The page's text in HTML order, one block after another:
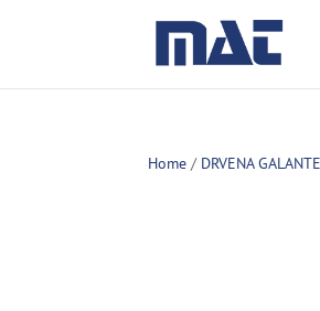
Home / DRVENA